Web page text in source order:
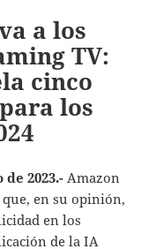
a los
TV:
cinco
los
2023.- Amazon
que, en su opinión,
en los
de la IA